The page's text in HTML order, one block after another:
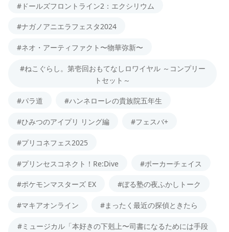
#ドールズフロントライン2：エクシリウム
#ナガノアニエラフェスタ2024
#ネオ・アーティファクト〜物華弥新〜
#ねこぐらし。第壱回おもてなしロワイヤル ～コンプリー
トセット～
#パラ道 #ハンネローレの貴族院五年生
#ひみつのアイプリ リング編 #フェスバ+
#プリコネフェス2025
#プリンセスコネクト！Re:Dive #ポーカーチェイス
#ポケモンマスターズ EX #ぼる塾の夜ふかしトーク
#マキアオンライン #まったく最近の探偵ときたら
#ミュージカル「本好きの下剋上〜司書になるためには手段